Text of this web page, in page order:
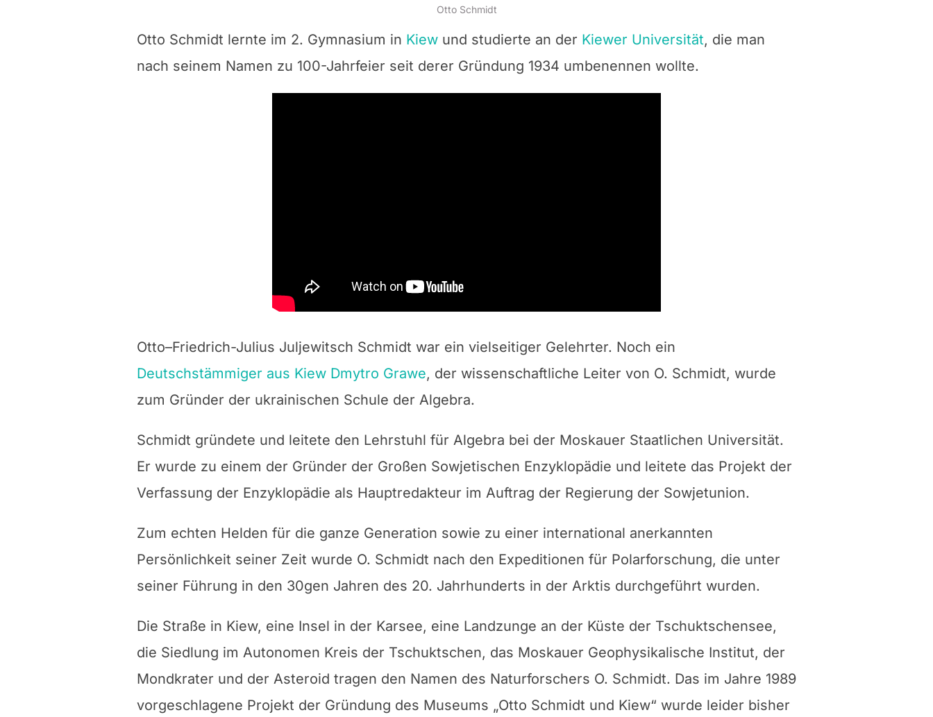
Otto Schmidt
Otto Schmidt lernte im 2. Gymnasium in Kiew und studierte an der Kiewer Universität, die man
nach seinem Namen zu 100-Jahrfeier seit derer Gründung 1934 umbenennen wollte.
Otto–Friedrich-Julius Juljewitsch Schmidt war ein vielseitiger Gelehrter. Noch ein
Deutschstämmiger aus Kiew Dmytro Grawe, der wissenschaftliche Leiter von O. Schmidt, wurde
zum Gründer der ukrainischen Schule der Algebra.
Schmidt gründete und leitete den Lehrstuhl für Algebra bei der Moskauer Staatlichen Universität.
Er wurde zu einem der Gründer der Großen Sowjetischen Enzyklopädie und leitete das Projekt der
Verfassung der Enzyklopädie als Hauptredakteur im Auftrag der Regierung der Sowjetunion.
Zum echten Helden für die ganze Generation sowie zu einer international anerkannten
Persönlichkeit seiner Zeit wurde O. Schmidt nach den Expeditionen für Polarforschung, die unter
seiner Führung in den 30gen Jahren des 20. Jahrhunderts in der Arktis durchgeführt wurden.
Die Straße in Kiew, eine Insel in der Karsee, eine Landzunge an der Küste der Tschuktschensee,
die Siedlung im Autonomen Kreis der Tschuktschen, das Moskauer Geophysikalische Institut, der
Mondkrater und der Asteroid tragen den Namen des Naturforschers O. Schmidt. Das im Jahre 1989
vorgeschlagene Projekt der Gründung des Museums „Otto Schmidt und Kiew“ wurde leider bisher